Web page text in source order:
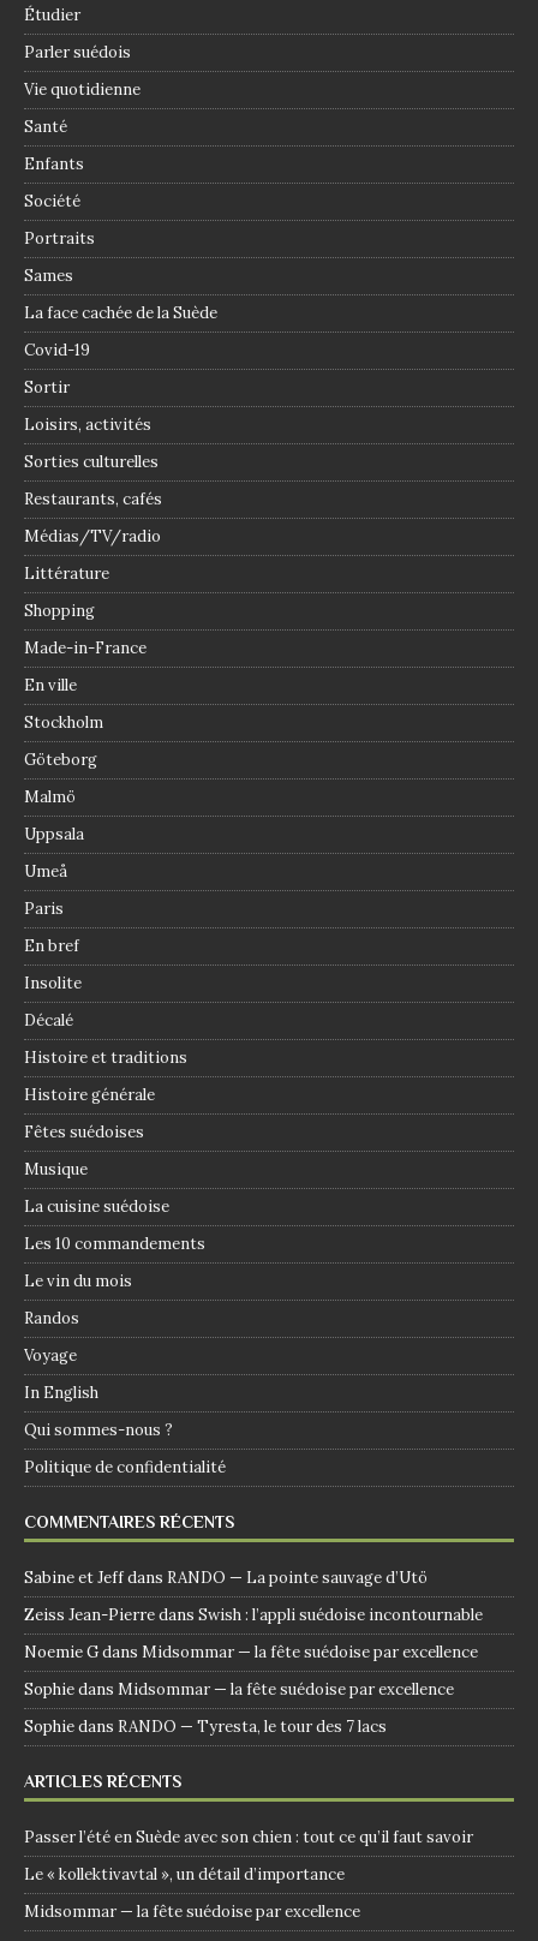
Étudier
Parler suédois
Vie quotidienne
Santé
Enfants
Société
Portraits
Sames
La face cachée de la Suède
Covid-19
Sortir
Loisirs, activités
Sorties culturelles
Restaurants, cafés
Médias/TV/radio
Littérature
Shopping
Made-in-France
En ville
Stockholm
Göteborg
Malmö
Uppsala
Umeå
Paris
En bref
Insolite
Décalé
Histoire et traditions
Histoire générale
Fêtes suédoises
Musique
La cuisine suédoise
Les 10 commandements
Le vin du mois
Randos
Voyage
In English
Qui sommes-nous ?
Politique de confidentialité
COMMENTAIRES RÉCENTS
Sabine et Jeffdans RANDO — La pointe sauvage d’Utö
Zeiss Jean-Pierredans Swish : l’appli suédoise incontournable
Noemie Gdans Midsommar — la fête suédoise par excellence
Sophiedans Midsommar — la fête suédoise par excellence
Sophiedans RANDO — Tyresta, le tour des 7 lacs
ARTICLES RÉCENTS
Passer l’été en Suède avec son chien : tout ce qu’il faut savoir
Le « kollektivavtal », un détail d’importance
Midsommar — la fête suédoise par excellence